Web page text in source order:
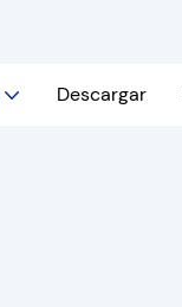
Descargar